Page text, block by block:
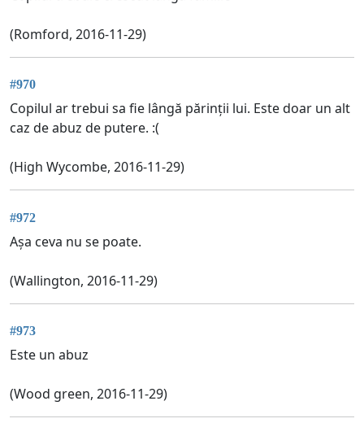
(Romford, 2016-11-29)
#970
Copilul ar trebui sa fie lângă părinții lui. Este doar un alt
caz de abuz de putere. :(
(High Wycombe, 2016-11-29)
#972
Așa ceva nu se poate.
(Wallington, 2016-11-29)
#973
Este un abuz
(Wood green, 2016-11-29)